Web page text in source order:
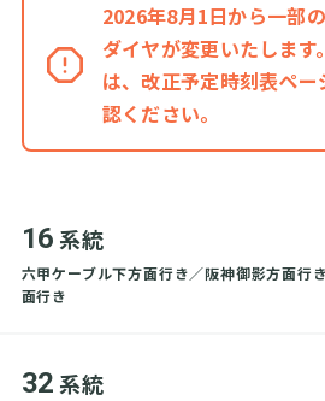
2026年8月1日から一部
ダイヤが変更いたします
は、改正予定時刻表ペー
認ください。
16 系統
六甲ケーブル下方面行き／阪神御影方面行
面行き
32 系統